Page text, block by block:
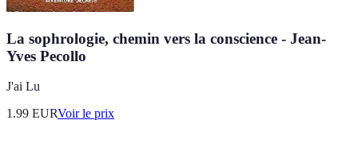
La sophrologie, chemin vers la conscience - Jean-
Yves Pecollo
J'ai Lu
1.99 EURVoir le prix